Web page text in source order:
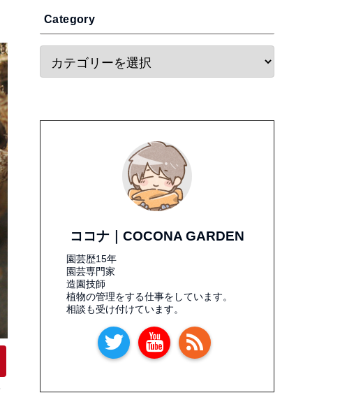
Category
ココナ｜COCONA GARDEN
園芸歴15年
園芸専門家
造園技師
植物の管理をする仕事をしています。
相談も受け付けています。